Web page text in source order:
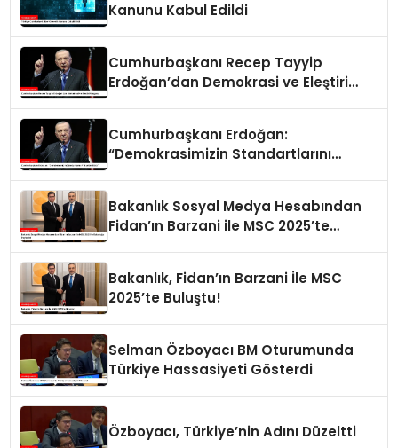
Kanunu Kabul Edildi
Cumhurbaşkanı Recep Tayyip
Erdoğan’dan Demokrasi ve Eleştiri
Cumhurbaşkanı Erdoğan:
“Demokrasimizin Standartlarını
Bakanlık Sosyal Medya Hesabından
Fidan’ın Barzani ile MSC 2025’te
Bakanlık, Fidan’ın Barzani İle MSC
2025’te Buluştu!
Selman Özboyacı BM Oturumunda
Türkiye Hassasiyeti Gösterdi
Özboyacı, Türkiye’nin Adını Düzeltti